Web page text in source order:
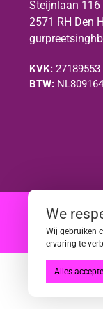
Steijnlaan 116
2571 RH Den
KVK:27189553
BTW:
| |
We
Wij gebruiken
ervaring te
Alles